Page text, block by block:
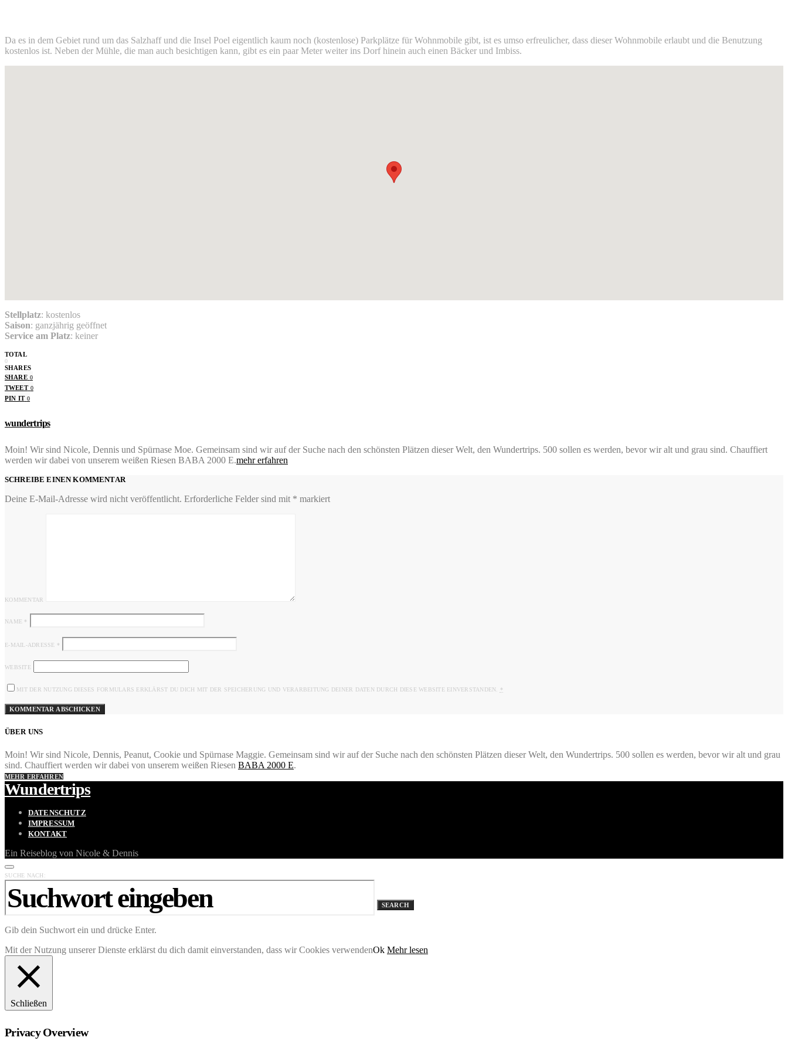
Da es in dem Gebiet rund um das Salzhaff und die Insel Poel eigentlich kaum noch (kostenlose) Parkplätze für Wohnmobile gibt, ist es umso erfreulicher, dass dieser Wohnmobile erlaubt und die Benutzung
kostenlos ist. Neben der Mühle, die man auch besichtigen kann, gibt es ein paar Meter weiter ins Dorf hinein auch einen Bäcker und Imbiss.
Stellplatz: kostenlos
Saison: ganzjährig geöffnet
Service am Platz: keiner
TOTAL
0
SHARES
SHARE 0
TWEET 0
PIN IT 0
wundertrips
Moin! Wir sind Nicole, Dennis und Spürnase Moe. Gemeinsam sind wir auf der Suche nach den schönsten Plätzen dieser Welt, den Wundertrips. 500 sollen es werden, bevor wir alt und grau sind. Chauffiert
werden wir dabei von unserem weißen Riesen BABA 2000 E.mehr erfahren
SCHREIBE EINEN KOMMENTAR
Deine E-Mail-Adresse wird nicht veröffentlicht. Erforderliche Felder sind mit * markiert
KOMMENTAR
NAME *
E-MAIL-ADRESSE *
WEBSITE
MIT DER NUTZUNG DIESES FORMULARS ERKLÄRST DU DICH MIT DER SPEICHERUNG UND VERARBEITUNG DEINER DATEN DURCH DIESE WEBSITE EINVERSTANDEN. *
ÜBER UNS
Moin! Wir sind Nicole, Dennis, Peanut, Cookie und Spürnase Maggie. Gemeinsam sind wir auf der Suche nach den schönsten Plätzen dieser Welt, den Wundertrips. 500 sollen es werden, bevor wir alt und grau
sind. Chauffiert werden wir dabei von unserem weißen Riesen BABA 2000 E.
MEHR ERFAHREN
Wundertrips
DATENSCHUTZ
IMPRESSUM
KONTAKT
Ein Reiseblog von Nicole & Dennis
SUCHE NACH:
SEARCH
Gib dein Suchwort ein und drücke Enter.
Mit der Nutzung unserer Dienste erklärst du dich damit einverstanden, dass wir Cookies verwendenOk Mehr lesen
Schließen
Privacy Overview